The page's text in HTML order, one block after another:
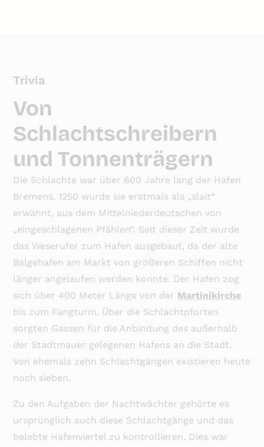
Trivia
Von
Schlachtschreibern
und Tonnenträgern
Die Schlachte war über 600 Jahre lang der Hafen
Bremens. 1250 wurde sie erstmals als „slait“
erwähnt, aus dem Mittelniederdeutschen von
„eingeschlagenen Pfählen“. Seit dieser Zeit wurde
das Weserufer zum Hafen ausgebaut, da der alte
Balgehafen am Markt von größeren Schiffen nicht
länger angelaufen werden konnte. Der Hafen zog
sich über 400 Meter Länge von der Martinikirche
bis zum Fangturm. Über die Schlachtpforten
sorgten Gassen für die Anbindung des außerhalb
der Stadtmauer gelegenen Hafens an die Stadt.
Von ehemals zehn Schlachtgängen existieren heute
noch sieben.
Zu den Aufgaben der Nachtwächter gehörte es
ursprünglich auch diese Schlachtgänge und das
belebte Hafenviertel zu kontrollieren. Dies war